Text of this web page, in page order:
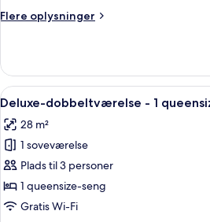
personer
dobbeltsenge
Flere oplysninger
Flere
værelse
til
4
2
dobbeltsenge
Indlæs
alle
billeder
af
Deluxe-
dobbeltværelse
-
Et
4
Deluxe-dobbeltværelse - 1
28 m²
1 soveværelse
Plads til 3 personer
1 queensize-seng
Gratis Wi-Fi